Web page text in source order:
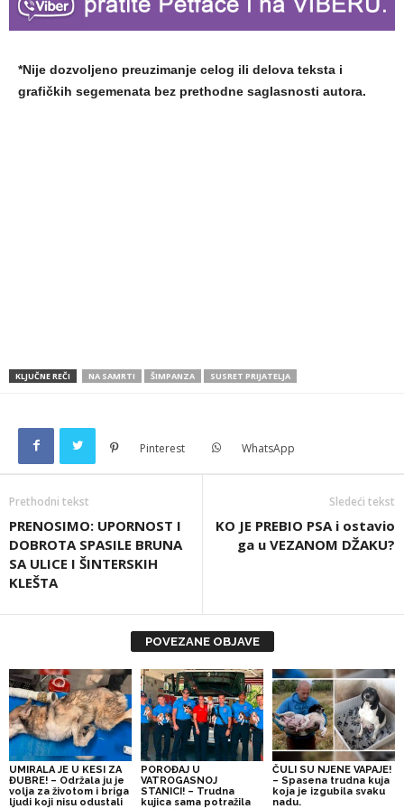
*Nije dozvoljeno preuzimanje celog ili delova teksta i
grafičkih segemenata bez prethodne saglasnosti autora.
KLJUČNE REČI NA SAMRTI ŠIMPANZA SUSRET PRIJATELJA
Pinterest WhatsApp
Prethodni tekst
PRENOSIMO: UPORNOST I
DOBROTA SPASILE BRUNA
SA ULICE I ŠINTERSKIH
KLEŠTA
Sledeći tekst
KO JE PREBIO PSA i ostavio
ga u VEZANOM DŽAKU?
POVEZANE OBJAVE
UMIRALA JE U KESI ZA
ĐUBRE! – Održala ju je
volja za životom i briga
ljudi koji nisu odustali
POROĐAJ U
VATROGASNOJ
STANICI! – Trudna
kujica sama potražila
ČULI SU NJENE VAPAJE!
– Spasena trudna kuja
koja je izgubila svaku
nadu.